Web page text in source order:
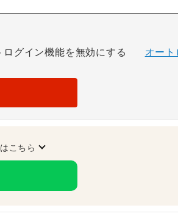
グイン機能を無効にする オート
こちら